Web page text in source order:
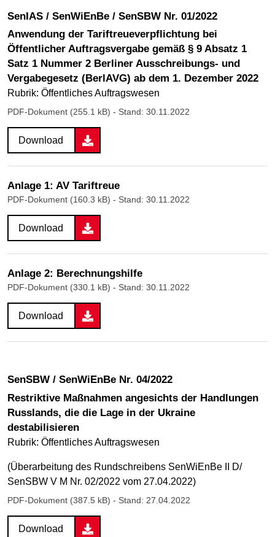
SenIAS / SenWiEnBe / SenSBW Nr. 01/2022
Anwendung der Tariftreueverpflichtung bei
Öffentlicher Auftragsvergabe gemäß § 9 Absatz 1
Satz 1 Nummer 2 Berliner Ausschreibungs- und
Vergabegesetz (BerlAVG) ab dem 1. Dezember 2022
Rubrik: Öffentliches Auftragswesen
PDF-Dokument (255.1 kB) - Stand: 30.11.2022
Download
Anlage 1: AV Tariftreue
PDF-Dokument (160.3 kB) - Stand: 30.11.2022
Download
Anlage 2: Berechnungshilfe
PDF-Dokument (330.1 kB) - Stand: 30.11.2022
Download
SenSBW / SenWiEnBe Nr. 04/2022
Restriktive Maßnahmen angesichts der Handlungen
Russlands, die die Lage in der Ukraine
destabilisieren
Rubrik: Öffentliches Auftragswesen
(Überarbeitung des Rundschreibens SenWiEnBe II D/
SenSBW V M Nr. 02/2022 vom 27.04.2022)
PDF-Dokument (387.5 kB) - Stand: 27.04.2022
Download